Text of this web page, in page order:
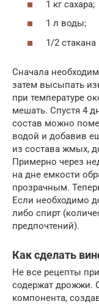
1 кг сахара;
1 л воды;
1/2
Сначала
затем высыпать
при температуре
мешать. Спустя 4
состав можно
водой и добавив
из состава жмых,
Примерно через
на дне емкости
прозрачным.
Если необходимо
либо спирт
предпочтений).
Как сделать
Не все рецепты
содержат дрожжи.
компонента,